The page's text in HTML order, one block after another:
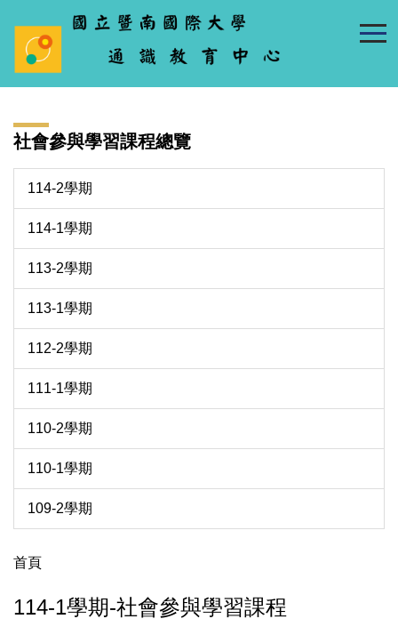
要
容
區
社會參與學習課程總覽
114-2學期
114-1學期
113-2學期
113-1學期
112-2學期
111-1學期
110-2學期
110-1學期
109-2學期
首頁
114-1學期-社會參與學習課程